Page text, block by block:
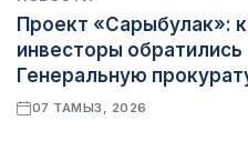
Проект «Сарыбулак»:
инвесторы обратились
Генеральную
07 ТАМЫЗ, 2026